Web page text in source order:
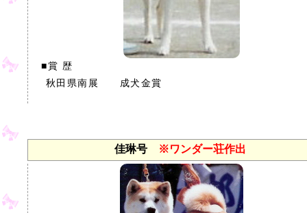
■賞 歴
秋田県南展 成犬金賞
佳琳号※ワンダー荘作出